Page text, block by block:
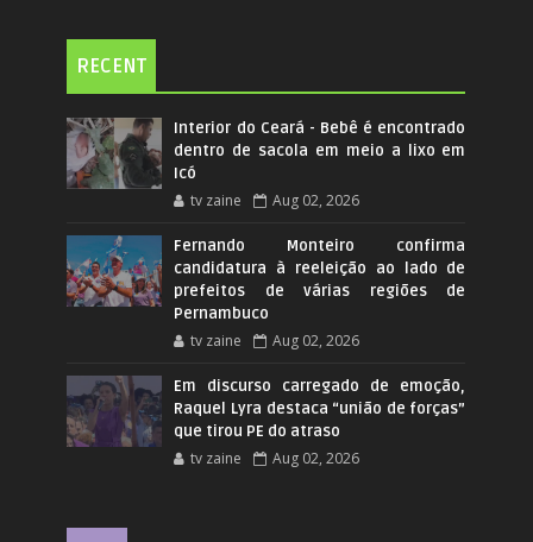
RECENT
Interior do Ceará - Bebê é encontrado
dentro de sacola em meio a lixo em
Icó
tv zaine Aug 02, 2026
Fernando Monteiro confirma
candidatura à reeleição ao lado de
prefeitos de várias regiões de
Pernambuco
tv zaine Aug 02, 2026
Em discurso carregado de emoção,
Raquel Lyra destaca “união de forças”
que tirou PE do atraso
tv zaine Aug 02, 2026